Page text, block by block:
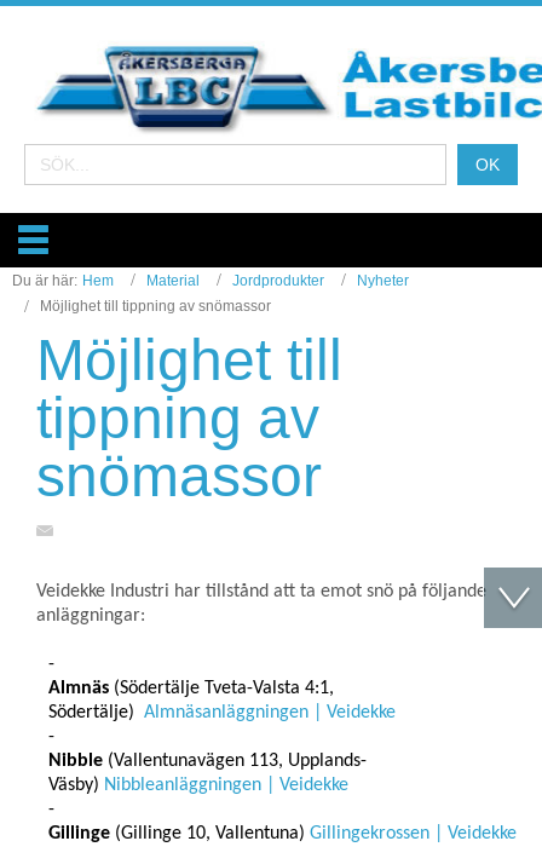
Du är här: Hem Material Jordprodukter
Nyheter
Möjlighet till tippning av snömassor
Möjlighet till
tippning av
snömassor
Veidekke Industri har tillstånd att ta emot snö på följande
anläggningar:
Almnäs (Södertälje Tveta-Valsta 4:1,
Södertälje) Almnäsanläggningen | Veidekke
Nibble (Vallentunavägen 113, Upplands-
Väsby) Nibbleanläggningen | Veidekke
Gillinge (Gillinge 10, Vallentuna) Gillingekrossen | Veidekke